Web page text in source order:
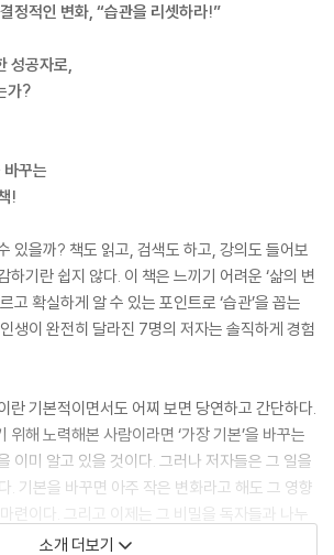
정적인 변화, “습관을 리셋하라!”
성공자로,
가?
꾸는
!
있을까? 책도 읽고, 검색도 하고, 강의도 들어보
하기란 쉽지 않다. 이 책은 느끼기 어려운 ‘삶의 변
고 확실하게 알 수 있는 포인트로 ‘습관’을 꼽는
생이 완전히 달라진 7명의 저자는 솔직하게 경험
란 기본적이면서도 어찌 보면 당연하고 간단하다.
위해 노력해본 사람이라면 ‘가장 기본’을 바꾸는
이미 알고 있을 것이다. 그러나 저자들은 그 일을
. 기본을 바꾸면 아주 작은 변화라고 해도 그 영향
련이다. 그리고 이제는 그 비밀을 독자들과 나누
소개 더보기